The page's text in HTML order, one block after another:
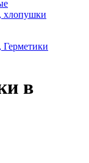
хлопушки
в